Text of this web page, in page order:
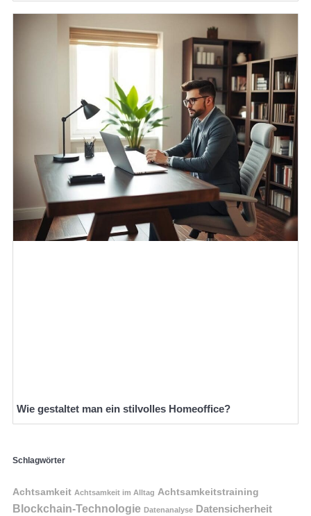
Wie gestaltet man ein stilvolles Homeoffice?
Schlagwörter
Achtsamkeit Achtsamkeit im Alltag Achtsamkeitstraining
Blockchain-Technologie Datenanalyse Datensicherheit